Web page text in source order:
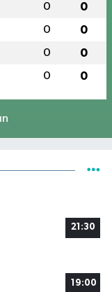
0 0
0 0
0 0
0 0
21:30
19:00